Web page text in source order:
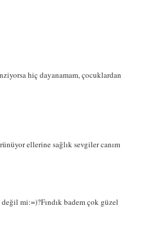
hiç dayanamam, çocuklardan
ellerine sağlık sevgiler canım
mi:=)?Fındık badem çok güzel